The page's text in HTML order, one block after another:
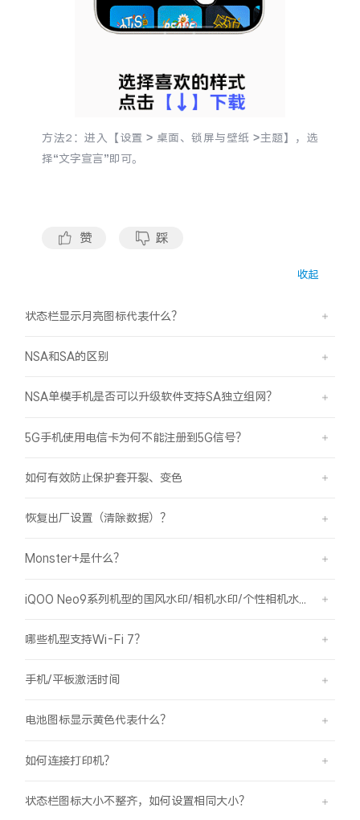
X200 Ultra
全部X机型 对比X机型
S20 Pro S20
iQOO 15 Ultra iQOO Z11 Turbo
全部智能硬件
方法2：进入【设置 > 桌面、锁屏与壁纸 >主题】，选
择“文字宣言”即可。
赞 踩
收起
状态栏显示月亮图标代表什么？
NSA和SA的区别
NSA单模手机是否可以升级软件支持SA独立组网？
5G手机使用电信卡为何不能注册到5G信号？
如何有效防止保护套开裂、变色
恢复出厂设置（清除数据）？
Monster+是什么？
哪些机型支持Wi-Fi 7？
手机/平板激活时间
电池图标显示黄色代表什么？
如何连接打印机？
状态栏图标大小不整齐，如何设置相同大小？